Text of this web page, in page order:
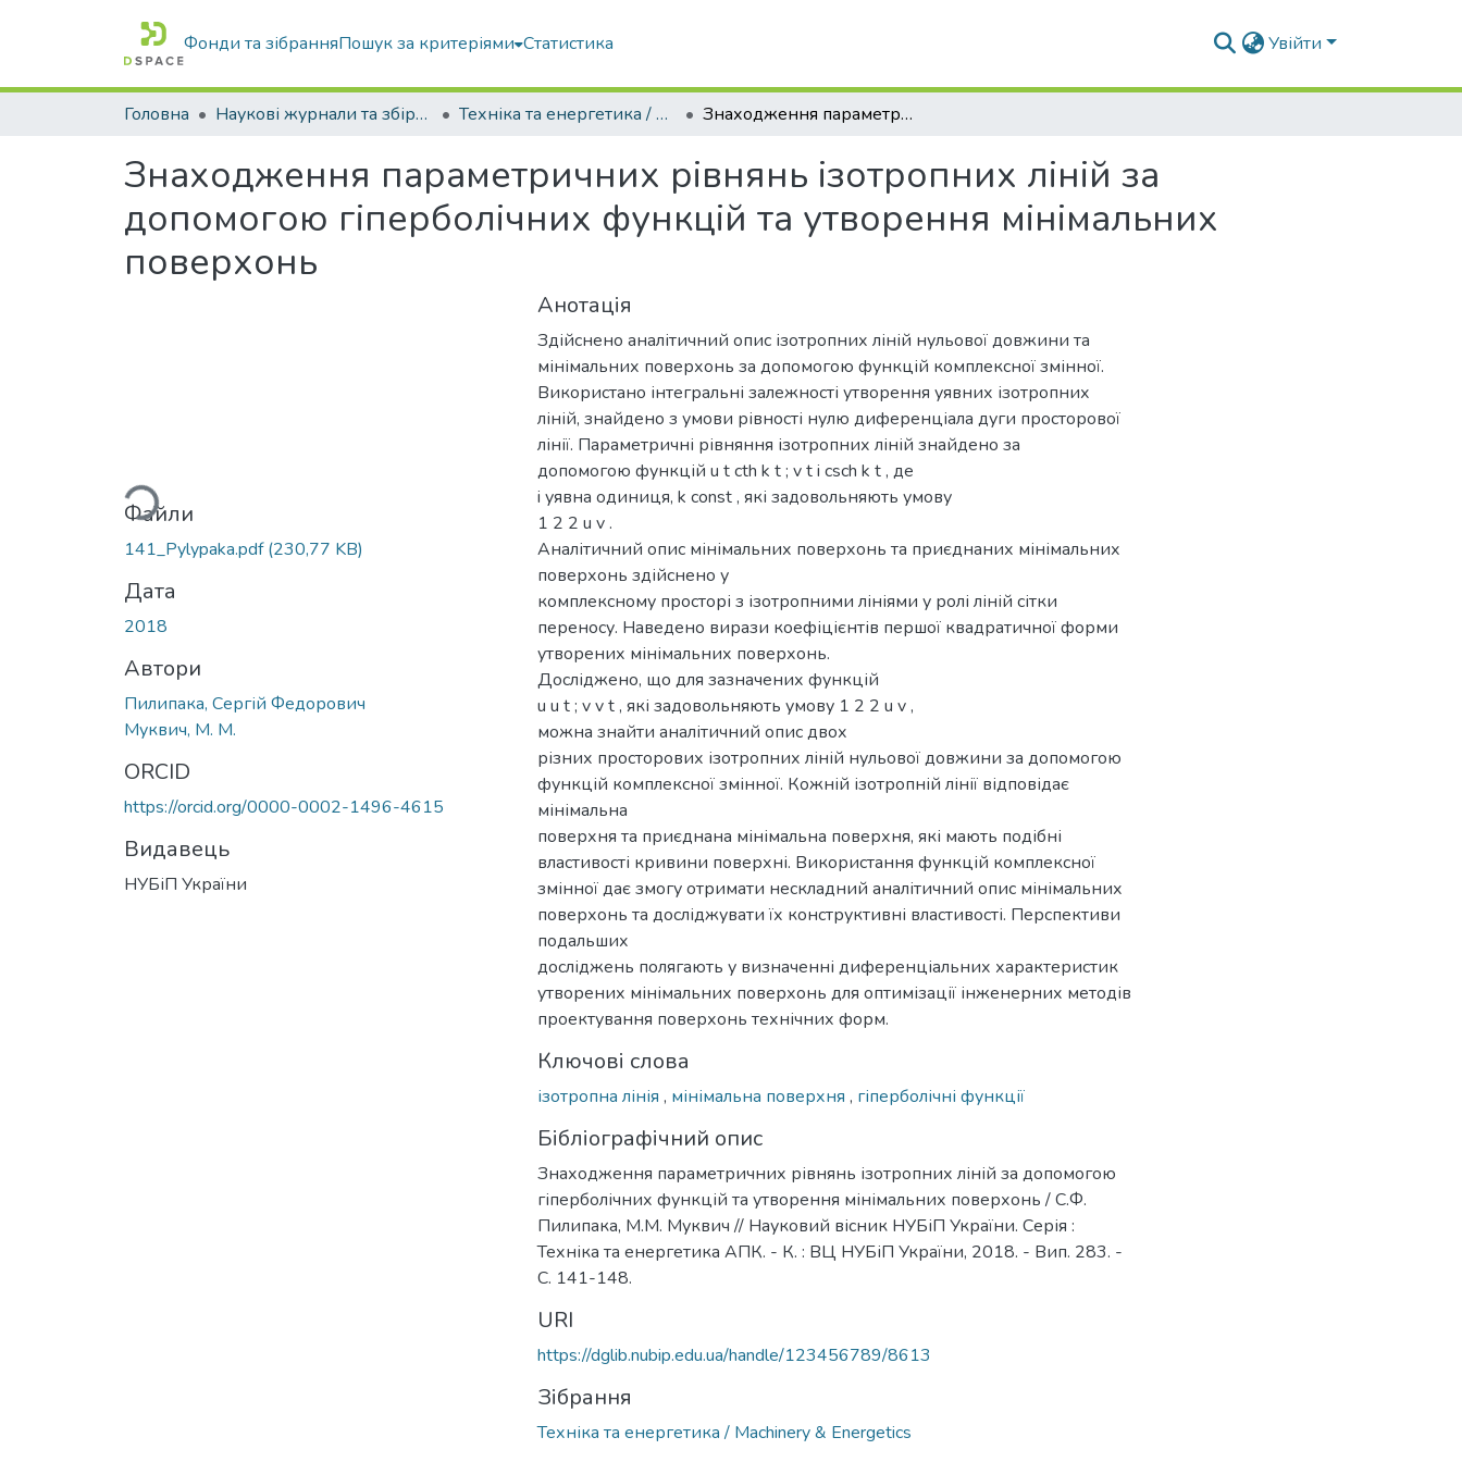
Фонди та зібранняПошук за критеріями Статистика Увійти
Головна Наукові журнали та збірники видань Техніка та енергетика / Machinery & Energetics Знаходження параметричних рівнянь ізотропних ліній за допомогою гіперболічних функцій та утворення мінімальних поверхонь
Знаходження параметричних рівнянь ізотропних ліній за
допомогою гіперболічних функцій та утворення мінімальних
поверхонь
Вантажиться...
Файли
141_Pylypaka.pdf(230,77 KB)
Дата
2018
Автори
Пилипака, Сергій Федорович
Муквич, М. М.
ORCID
https://orcid.org/0000-0002-1496-4615
Видавець
НУБіП України
Анотація
Здійснено аналітичний опис ізотропних ліній нульової довжини та
мінімальних поверхонь за допомогою функцій комплексної змінної.
Використано інтегральні залежності утворення уявних ізотропних
ліній, знайдено з умови рівності нулю диференціала дуги просторової
лінії. Параметричні рівняння ізотропних ліній знайдено за
допомогою функцій u t cth k t ; v t i csch k t , де
i уявна одиниця, k const , які задовольняють умову
1 2 2 u v .
Аналітичний опис мінімальних поверхонь та приєднаних мінімальних
поверхонь здійснено у
комплексному просторі з ізотропними лініями у ролі ліній сітки
переносу. Наведено вирази коефіцієнтів першої квадратичної форми
утворених мінімальних поверхонь.
Досліджено, що для зазначених функцій
u u t ; v v t , які задовольняють умову 1 2 2 u v ,
можна знайти аналітичний опис двох
різних просторових ізотропних ліній нульової довжини за допомогою
функцій комплексної змінної. Кожній ізотропній лінії відповідає
мінімальна
поверхня та приєднана мінімальна поверхня, які мають подібні
властивості кривини поверхні. Використання функцій комплексної
змінної дає змогу отримати нескладний аналітичний опис мінімальних
поверхонь та досліджувати їх конструктивні властивості. Перспективи
подальших
досліджень полягають у визначенні диференціальних характеристик
утворених мінімальних поверхонь для оптимізації інженерних методів
проектування поверхонь технічних форм.
Ключові слова
ізотропна лінія , мінімальна поверхня , гіперболічні функції
Бібліографічний опис
Знаходження параметричних рівнянь ізотропних ліній за допомогою
гіперболічних функцій та утворення мінімальних поверхонь / С.Ф.
Пилипака, М.М. Муквич // Науковий вісник НУБіП України. Серія :
Техніка та енергетика АПК. - К. : ВЦ НУБіП України, 2018. - Вип. 283. -
С. 141-148.
URI
https://dglib.nubip.edu.ua/handle/123456789/8613
Зібрання
Техніка та енергетика / Machinery & Energetics